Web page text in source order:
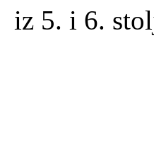
iz 5. i 6.